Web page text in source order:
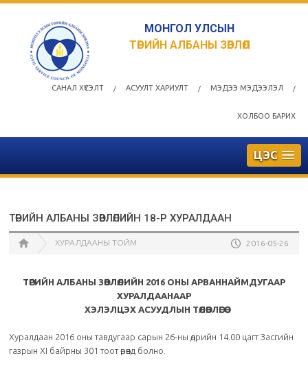
МОНГОЛ УЛСЫН
ТӨРИЙН АЛБАНЫ ЗӨВЛӨЛ
САНАЛ ХҮСЭЛТ / АСУУЛТ ХАРИУЛТ / МЭДЭЭ МЭДЭЭЛЭЛ /
ХОЛБОО БАРИХ
ЦЭС
ТӨРИЙН АЛБАНЫ ЗӨВЛӨЛИЙН 18-Р ХУРАЛДААН
ХУРАЛДААНЫ ТОЙМ 2016-05-26
ТӨРИЙН АЛБАНЫ ЗӨВЛӨЛИЙН 2016 ОНЫ АРВАННАЙМДУГААР
ХУРАЛДААНААР
ХЭЛЭЛЦЭХ АСУУДЛЫН ТӨЛӨВЛӨГӨӨ
Хуралдаан 2016 оны тавдугаар сарын 26-ны өдрийн 14.00 цагт Засгийн
газрын ХI байрны 301 тоот өрөөнд болно.